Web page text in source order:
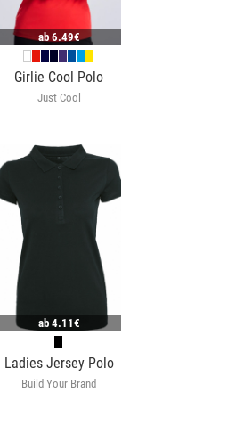
ab 6.49€
Girlie Cool Polo
Just Cool
ab 4.11€
Ladies Jersey Polo
Build Your Brand